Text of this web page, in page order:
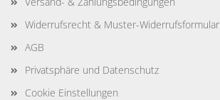
Widerrufsrecht & Muster-Widerrufsformular
AGB
Privatsphäre und Datenschutz
Cookie Einstellungen